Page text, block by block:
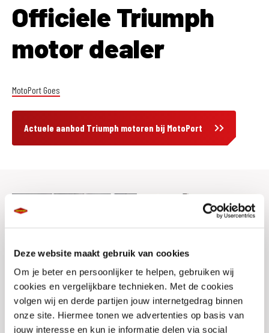
Deze website maakt gebruik van cookies
Om je beter en persoonlijker te helpen, gebruiken wij
cookies en vergelijkbare technieken. Met de cookies
volgen wij en derde partijen jouw internetgedrag binnen
onze site. Hiermee tonen we advertenties op basis van
jouw interesse en kun je informatie delen via social
Officiele Triumph
motor dealer
MotoPort Goes
Actuele aanbod Triumph motoren bij MotoPort